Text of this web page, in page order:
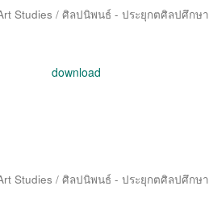
Studies / ศิลปนิพนธ์ - ประยุกตศิลปศึกษา
download
Studies / ศิลปนิพนธ์ - ประยุกตศิลปศึกษา